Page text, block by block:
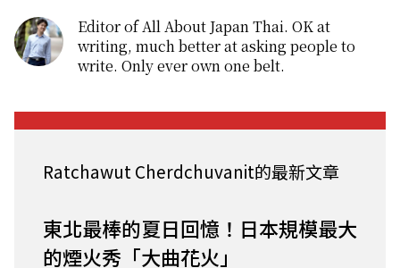
Editor of All About Japan Thai. OK at
writing, much better at asking people to
write. Only ever own one belt.
Ratchawut Cherdchuvanit的最新文章
東北最棒的夏日回憶！日本規模最大
的煙火秀「大曲花火」